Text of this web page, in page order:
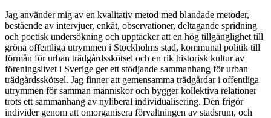
Jag använder mig av en kvalitativ metod med blandade metoder,
bestående av intervjuer, enkät, observationer, deltagande spridning
och poetisk undersökning och upptäcker att en hög tillgänglighet till
gröna offentliga utrymmen i Stockholms stad, kommunal politik till
förmån för urban trädgårdsskötsel och en rik historisk kultur av
föreningslivet i Sverige ger ett stödjande sammanhang för urban
trädgårdsskötsel. Jag finner att gemensamma trädgårdar i offentliga
utrymmen för samman människor och bygger kollektiva relationer
trots ett sammanhang av nyliberal individualisering. Den frigör
individer genom att omorganisera förvaltningen av stadsrum, och